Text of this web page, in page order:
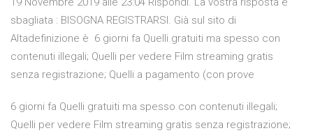
sbagliata : BISOGNA REGISTRARSI. Già sul sito di
Altadefinizione è 6 giorni fa Quelli gratuiti ma spesso con
contenuti illegali; Quelli per vedere Film streaming gratis
senza registrazione; Quelli a pagamento (con prove
6 giorni fa Quelli gratuiti ma spesso con contenuti illegali;
Quelli per vedere Film streaming gratis senza registrazione;